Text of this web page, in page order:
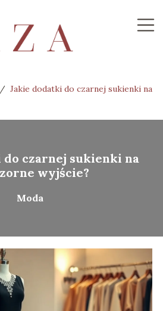
/ Jakie dodatki do czarnej sukienki na
czarnej sukienki na
wyjście?
Moda